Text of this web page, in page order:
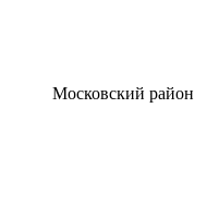
Московский район